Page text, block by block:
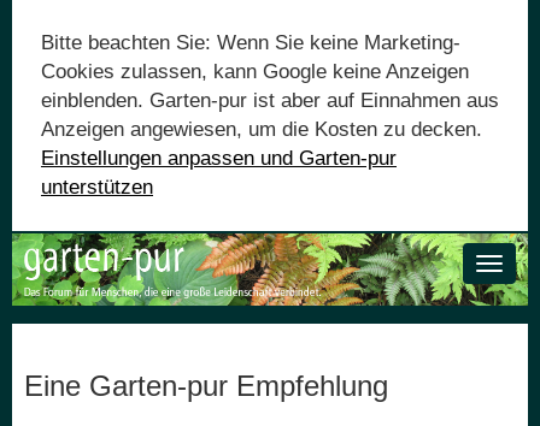
Bitte beachten Sie: Wenn Sie keine Marketing-
Cookies zulassen, kann Google keine Anzeigen
einblenden. Garten-pur ist aber auf Einnahmen aus
Anzeigen angewiesen, um die Kosten zu decken.
Einstellungen anpassen und Garten-pur
unterstützen
Toggle
Eine Garten-pur Empfehlung